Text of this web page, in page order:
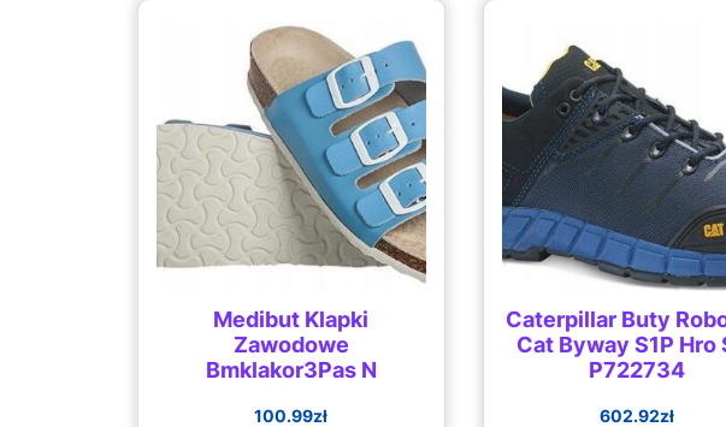
Medibut Klapki
Zawodowe
Bmklakor3Pas N
100.99zł
Caterpillar Buty
Cat Byway S1P Hro
P722734
602.92zł